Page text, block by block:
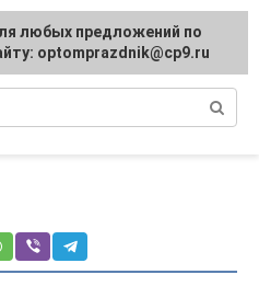
детей
любых предложений по
optomprazdnik@cp9.ru